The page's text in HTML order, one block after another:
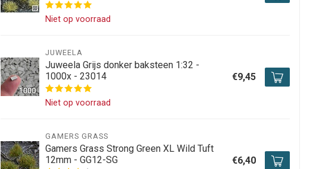
Niet op voorraad
JUWEELA
Juweela Grijs donker baksteen 1:32 -
1000x - 23014
Niet op voorraad
€9,45
GAMERS GRASS
Gamers Grass Strong Green XL Wild Tuft
12mm - GG12-SG
€6,40